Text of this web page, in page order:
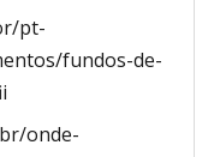
pt-
fundos-de-
onde-